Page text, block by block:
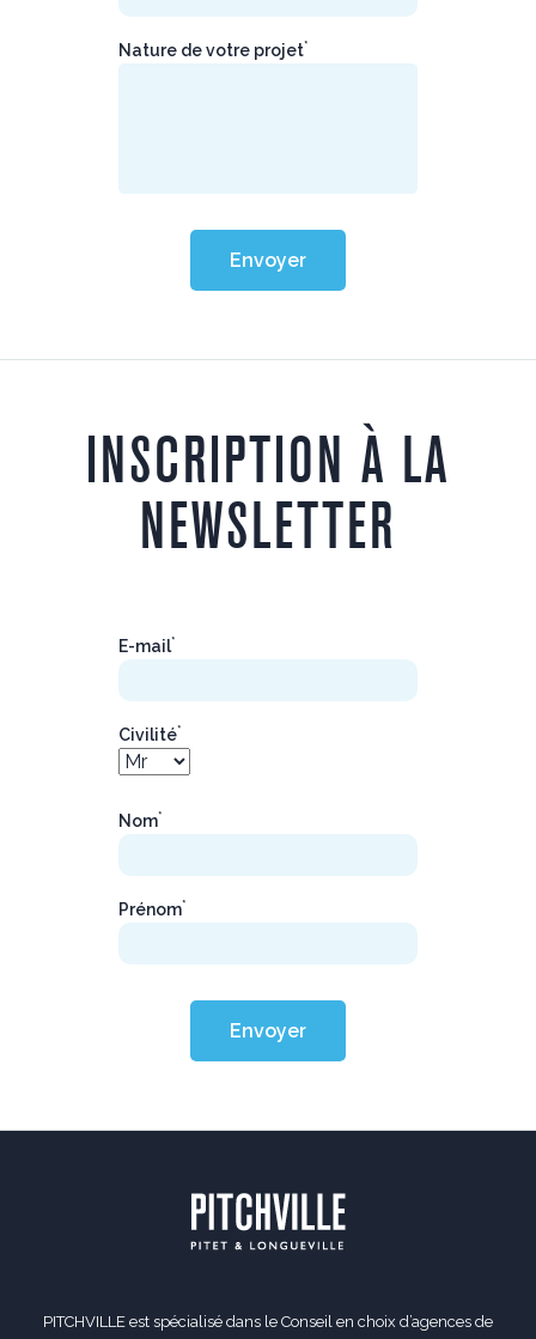
Nature de votre projet*
Envoyer
INSCRIPTION À LA
NEWSLETTER
E-mail*
Civilité*
Nom*
Prénom*
Envoyer
PITCHVILLE est spécialisé dans le Conseil en choix d’agences de